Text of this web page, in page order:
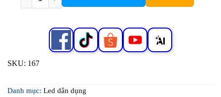
SKU: 167
Danh mục: Led dân dụng